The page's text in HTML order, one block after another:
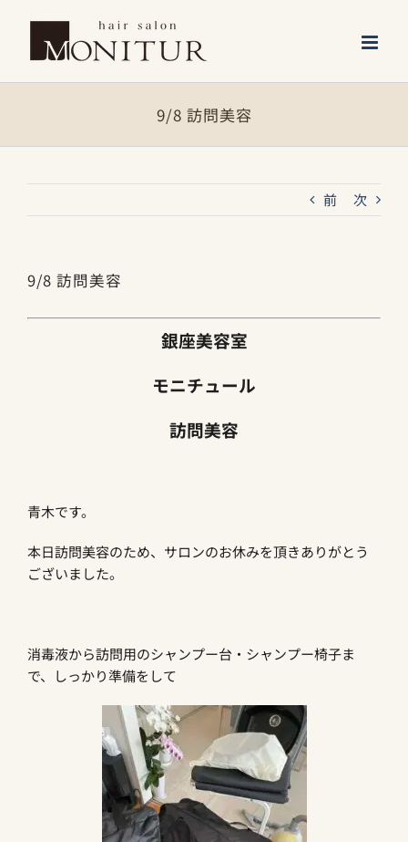
content
9/8 訪問美容
前 次
9/8 訪問美容
銀座美容室
モニチュール
訪問美容
青木です。
本日訪問美容のため、サロンのお休みを頂きありがとう
ございました。
消毒液から訪問用のシャンプー台・シャンプー椅子ま
で、しっかり準備をして